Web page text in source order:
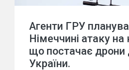
Агенти ГРУ
Німеччині атаку
що постачає дрони
України.